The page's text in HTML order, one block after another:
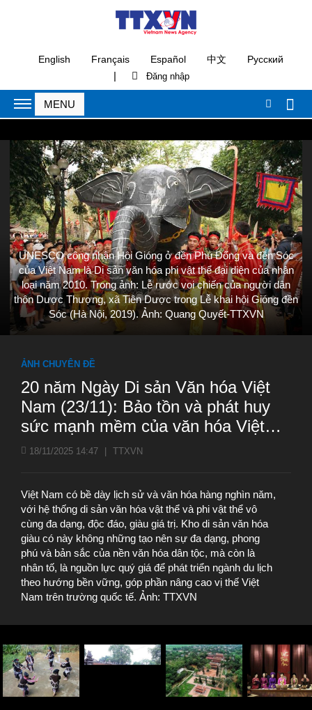
English Français Español 中文 Русский
|
UNESCO công nhận Hội Gióng ở đền Phù Đổng và đền Sóc
của Việt Nam là Di sản văn hóa phi vật thể đại diện của nhân
loại năm 2010. Trong ảnh: Lễ rước voi chiến của người dân
thôn Dược Thượng, xã Tiên Dược trong Lễ khai hội Gióng đền
Sóc (Hà Nội, 2019). Ảnh: Quang Quyết-TTXVN
ẢNH CHUYÊN ĐỀ
20 năm Ngày Di sản Văn hóa Việt
Nam (23/11): Bảo tồn và phát huy
sức mạnh mềm của văn hóa Việt
Nam
18/11/2025 14:47 TTXVN
Việt Nam có bề dày lịch sử và văn hóa hàng nghìn năm,
với hệ thống di sản văn hóa vật thể và phi vật thể vô
cùng đa dạng, độc đáo, giàu giá trị. Kho di sản văn hóa
giàu có này không những tạo nên sự đa dạng, phong
phú và bản sắc của nền văn hóa dân tộc, mà còn là
nhân tố, là nguồn lực quý giá để phát triển ngành du lịch
theo hướng bền vững, góp phần nâng cao vị thế Việt
Nam trên trường quốc tế. Ảnh: TTXVN